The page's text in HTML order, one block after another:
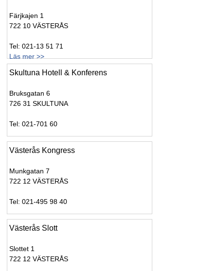
Färjkajen 1
722 10 VÄSTERÅS
Tel: 021-13 51 71
Läs mer >>
Skultuna Hotell & Konferens
Bruksgatan 6
726 31 SKULTUNA
Tel: 021-701 60
Västerås Kongress
Munkgatan 7
722 12 VÄSTERÅS
Tel: 021-495 98 40
Västerås Slott
Slottet 1
722 12 VÄSTERÅS